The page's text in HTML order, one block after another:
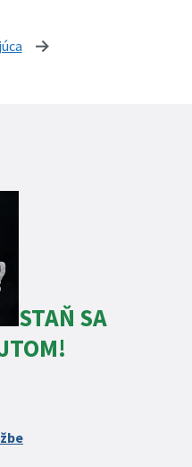
stránka
STAŇ SA